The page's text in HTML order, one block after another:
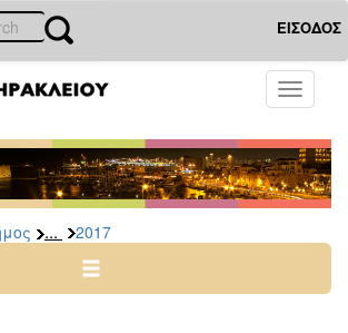
ΕΙΣΟΔΟΣ
Toggle
... 2017